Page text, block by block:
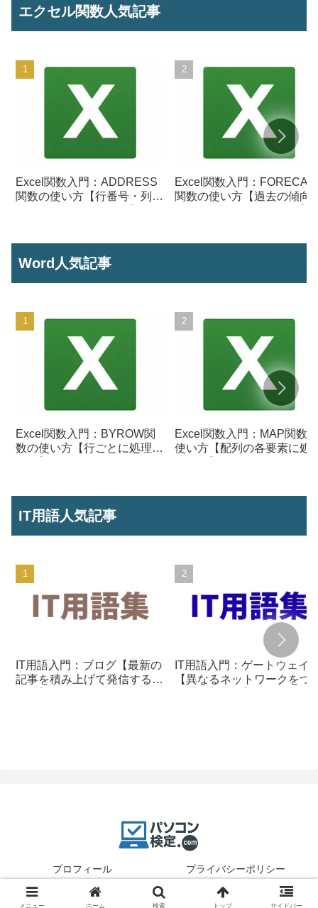
エクセル関数人気記事
Excel関数入門：ADDRESS
関数の使い方【行番号・列番
Excel関数入門：
関数の使い方【過去の傾向
Word人気記事
Excel関数入門：BYROW関
数の使い方【行ごとに処理を
Excel関数入門：MAP関数の
使い方【配列の各要素に処
IT用語人気記事
IT用語入門：ブログ【最新の
記事を積み上げて発信する仕
IT用語入門：ゲートウェイ
【異なるネットワークをつ
プロフィール プライバシーポリシー
© 2025 パソコン検定.
メニュー ホーム 検索 トップ サイドバー